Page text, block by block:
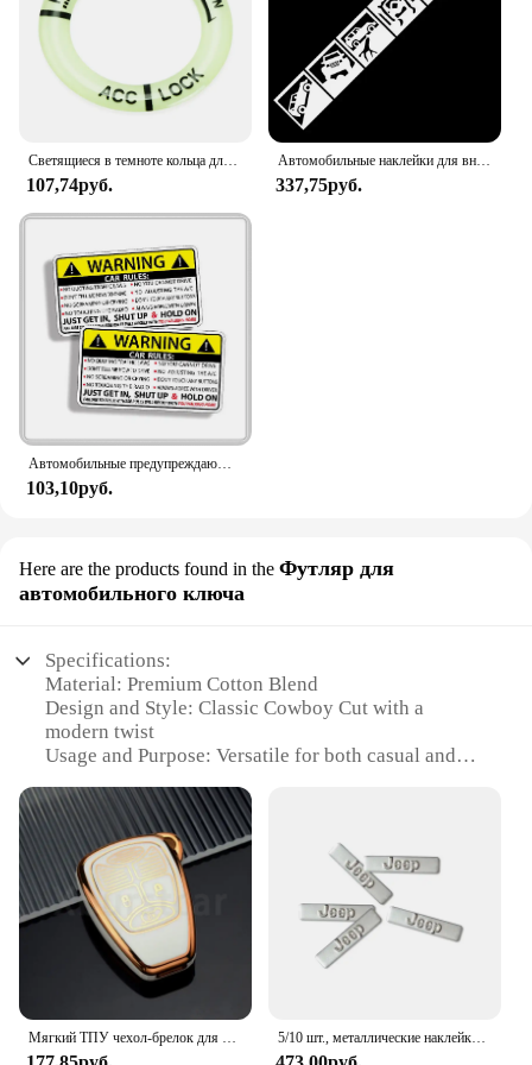
Светящиеся в темноте кольца для ключей зажигания для Jeep Grand Cherokee Xj Wk2 Wj Wrangler Jl Compass
107,74руб.
Автомобильные наклейки для внедорожника, украшение для компаса Patrio Wrangler Cherokee, ветровое стекло, багажник, бампер, двери, виниловые H20
337,75руб.
Автомобильные предупреждающие правила безопасности 10x6 см, наклейка из ПВХ, автомобильная наклейка для Jeep Grand Cherokee Xj Wk2 Wj Wrangler Jl Compass
103,10руб.
Here are the products found in the Футляр для
автомобильного ключа
Specifications:
Material: Premium Cotton Blend
Design and Style: Classic Cowboy Cut with a
modern twist
Usage and Purpose: Versatile for both casual and
Performance and Property: Durable and comfortable
for all-day wear
Shape or Size or Weight or Quantity: Available in
multiple sizes and colors
Applicable People: Ideal for Wrangler Men who
value both style and functionality
Features:
**Unmatched Comfort and Durability**
Мягкий ТПУ чехол-брелок для Jeep Wrangler Compass свобода патриота Chrysler 300 PT Dodge JCUV Caliber Nitro автомобильный брелок 5/10 шт., металлические наклейки-эмблемы для автомобильных ключей